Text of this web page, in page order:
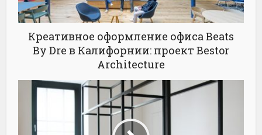
Креативное оформление офиса Beats
By Dre в Калифорнии: проект Bestor
Architecture